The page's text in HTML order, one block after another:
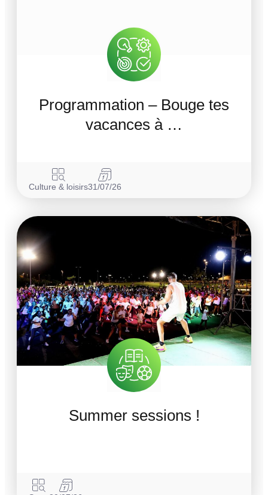
Programmation – Bouge tes
vacances à …
Culture & loisirs31/07/26
Summer sessions !